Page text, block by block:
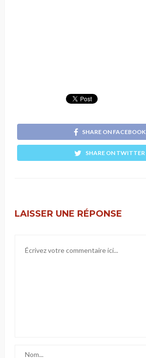
SHARE ON FACEBOOK
SHARE ON TWITTER
LAISSER UNE RÉPONSE